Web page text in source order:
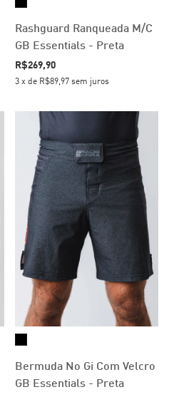
Rashguard Ranqueada M/C
GB Essentials - Preta
R$269,90
3 x de R$89,97 sem juros
Bermuda No Gi Com Velcro
GB Essentials - Preta